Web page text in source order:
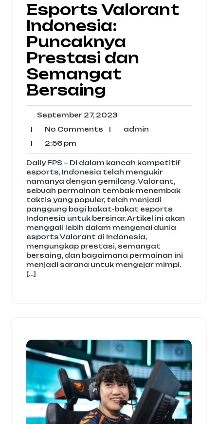
Esports Valorant
Indonesia:
Puncaknya
Prestasi dan
Semangat
Bersaing
September 27, 2023
2023
| No Comments No| adminadmin
|
2:56 pm
pm
Daily FPS – Di dalam kancah kompetitif
esports, Indonesia telah mengukir
namanya dengan gemilang. Valorant,
sebuah permainan tembak-menembak
taktis yang populer, telah menjadi
panggung bagi bakat-bakat esports
Indonesia untuk bersinar. Artikel ini akan
menggali lebih dalam mengenai dunia
esports Valorant di Indonesia,
mengungkap prestasi, semangat
bersaing, dan bagaimana permainan ini
menjadi sarana untuk mengejar mimpi.
[…]